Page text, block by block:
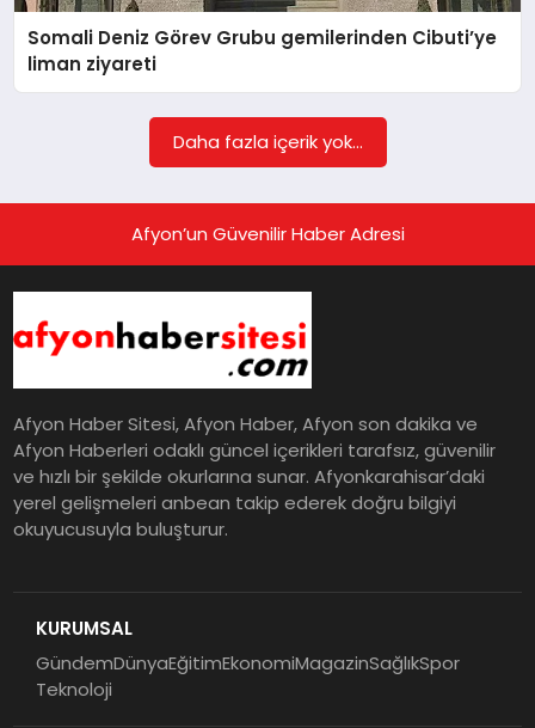
SAĞLIK
Somali Deniz Görev Grubu gemilerinden Cibuti’ye
liman ziyareti
Daha fazla içerik yok...
Afyon’un Güvenilir Haber Adresi
Afyon Haber Sitesi, Afyon Haber, Afyon son dakika ve
Afyon Haberleri odaklı güncel içerikleri tarafsız, güvenilir
ve hızlı bir şekilde okurlarına sunar. Afyonkarahisar’daki
yerel gelişmeleri anbean takip ederek doğru bilgiyi
okuyucusuyla buluşturur.
KURUMSAL
GündemDünyaEğitimEkonomiMagazinSağlıkSpor
Teknoloji